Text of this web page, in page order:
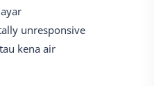
unresponsive
kena air